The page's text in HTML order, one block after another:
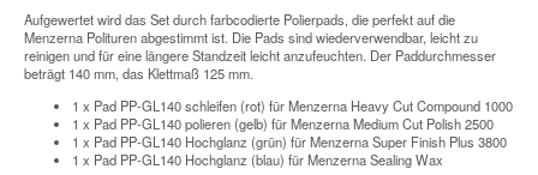
Aufgewertet wird das Set durch farbcodierte Polierpads, die perfekt auf die
Menzerna Polituren abgestimmt ist. Die Pads sind wiederverwendbar, leicht zu
reinigen und für eine längere Standzeit leicht anzufeuchten. Der Paddurchmesser
beträgt 140 mm, das Klettmaß 125 mm.
1 x Pad PP-GL140 schleifen (rot) für Menzerna Heavy Cut Compound 1000
1 x Pad PP-GL140 polieren (gelb) für Menzerna Medium Cut Polish 2500
1 x Pad PP-GL140 Hochglanz (grün) für Menzerna Super Finish Plus 3800
1 x Pad PP-GL140 Hochglanz (blau) für Menzerna Sealing Wax